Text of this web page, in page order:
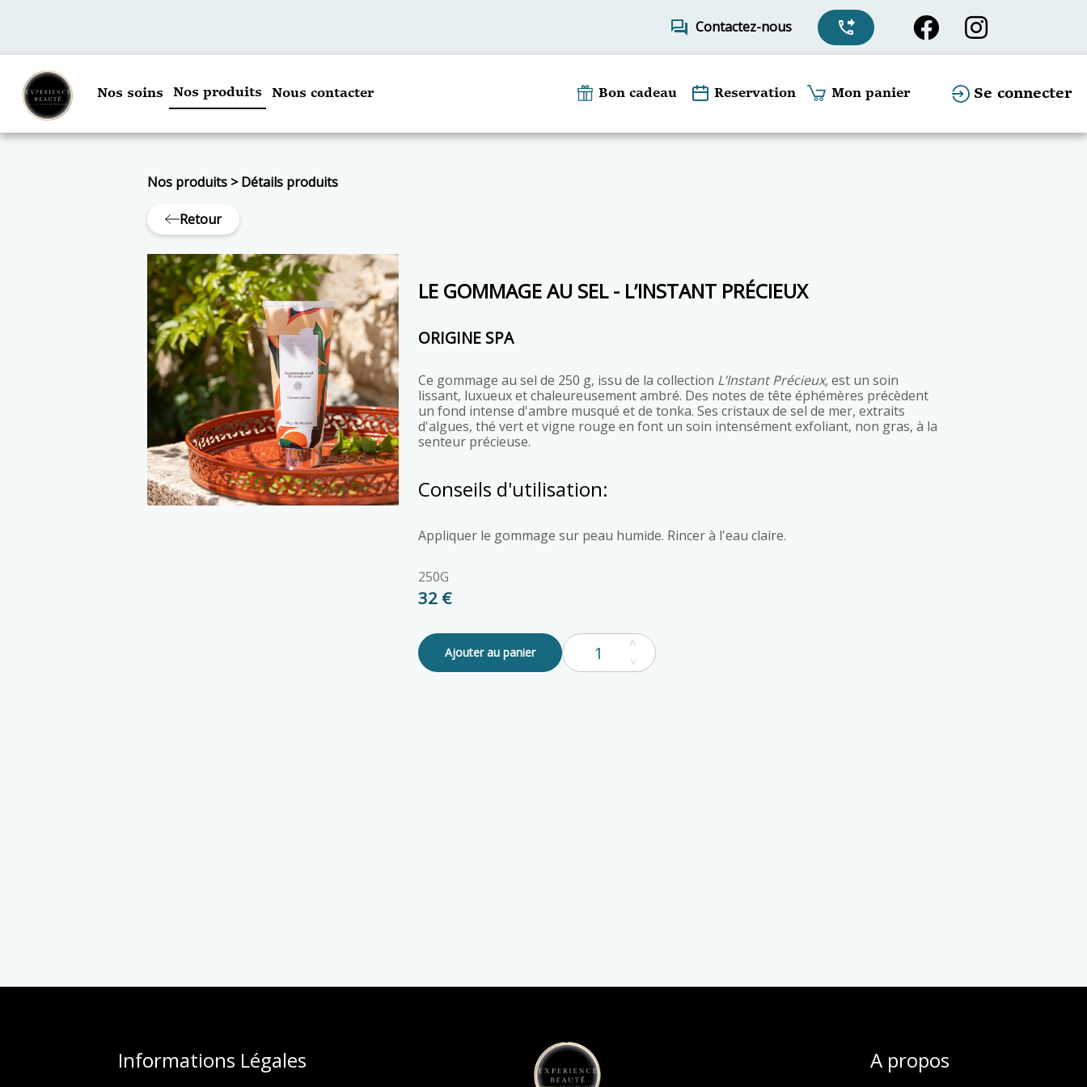
forum Contactez-nous phone_forwarded
Nos soins Nos produits Nous contacter Bon cadeau Reservation Mon panier Se connecter
Nos produits>Détails produits
Retour
LE GOMMAGE AU SEL - L’INSTANT PRÉCIEUX
ORIGINE SPA
Ce gommage au sel de 250 g, issu de la collection L’Instant Précieux,est un soin
lissant, luxueux et chaleureusement ambré. Des notes de tête éphémères précèdent
un fond intense d'ambre musqué et de tonka. Ses cristaux de sel de mer, extraits
d'algues, thé vert et vigne rouge en font un soin intensément exfoliant, non gras, à la
senteur précieuse.
Conseils d'utilisation:
Appliquer le gommage sur peau humide. Rincer à l'eau claire.
250G
32 €
Ajouter au panier
Informations Légales A propos